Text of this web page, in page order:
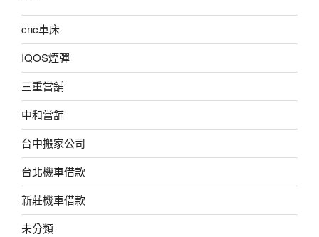
cnc車床
IQOS煙彈
三重當舖
中和當舖
台中搬家公司
台北機車借款
新莊機車借款
未分類